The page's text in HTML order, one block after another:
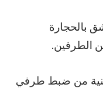
بالحجارة
الطرفين.
من ضبط طرفي